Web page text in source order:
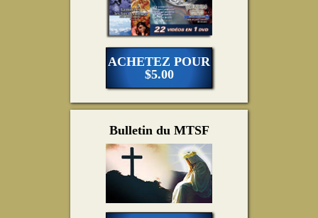
ACHETEZ POUR
$5.00
Bulletin du MTSF